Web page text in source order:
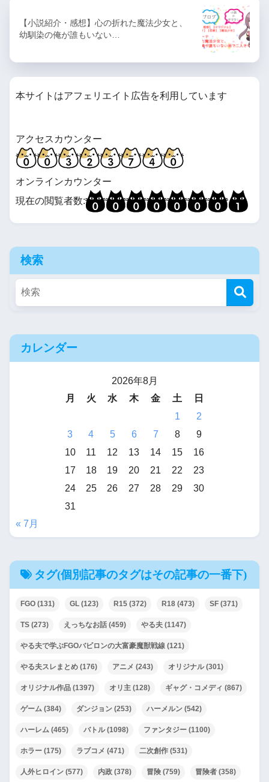
【小説紹介・感想】心の折れた魔法少女と、
幼馴染の俺が誰もいない…
本サイトはアフェリエイト広告を利用しています
アクセスカウンター
オンラインカウンター
現在の閲覧者数:
検索
カレンダー
2026年8月
月
火 水 木 金 土
日
1
2
3
4 5 6 7 8
9
10
11 12 13 14 15
16
17
18 19 20 21 22
23
24
25 26 27 28 29
30
31
« 7月
タグ(個別記事のタグはその記事の一番下)
FGO (131) GL (123) R15 (372) R18 (473) SF (371)
TS (273) えっちなお話 (459) やる夫 (1147)
やる夫で学ぶFGOバビロンの大富豪魔獣戦線 (121)
やる夫スレまとめ (176) アニメ (243) オリジナル(301)
オリジナル作品 (1397) オリ主 (128) ギャグ・コメディ (867)
ゲーム (384) ダンジョン (253) ハーメルン (542)
ハーレム (465) バトル(1098) ファンタジー (1100)
ホラー (175) ラブコメ (471) 二次創作 (531)
人外ヒロイン (577) 内政 (378) 冒険 (759) 冒険者 (358)